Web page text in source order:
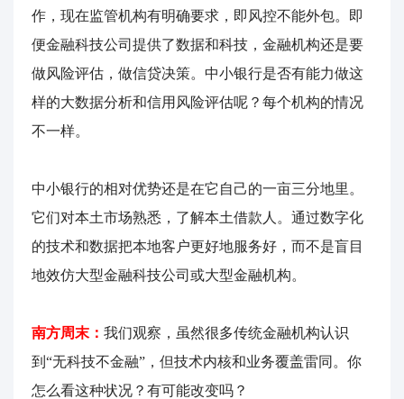
作，现在监管机构有明确要求，即风控不能外包。即
便金融科技公司提供了数据和科技，金融机构还是要
做风险评估，做信贷决策。中小银行是否有能力做这
样的大数据分析和信用风险评估呢？每个机构的情况
不一样。
中小银行的相对优势还是在它自己的一亩三分地里。
它们对本土市场熟悉，了解本土借款人。通过数字化
的技术和数据把本地客户更好地服务好，而不是盲目
地效仿大型金融科技公司或大型金融机构。
南方周末： 我们观察，虽然很多传统金融机构认识
到“无科技不金融”，但技术内核和业务覆盖雷同。你
怎么看这种状况？有可能改变吗？